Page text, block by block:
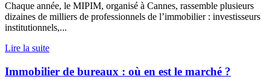
Chaque année, le MIPIM, organisé à Cannes, rassemble plusieurs
dizaines de milliers de professionnels de l’immobilier : investisseurs
institutionnels,...
Lire la suite
Immobilier de bureaux : où en est le marché ?